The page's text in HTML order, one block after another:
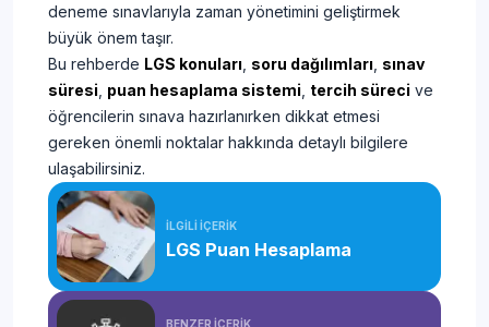
deneme sınavlarıyla zaman yönetimini geliştirmek
büyük önem taşır.
Bu rehberde LGS konuları soru dağılımları sınav
süresi puan hesaplama sistemi tercih süreci ve
öğrencilerin sınava hazırlanırken dikkat etmesi
gereken önemli noktalar hakkında detaylı bilgilere
ulaşabilirsiniz.
İLGİLİ İÇERİK
LGS Puan Hesaplama
BENZER İÇERİK